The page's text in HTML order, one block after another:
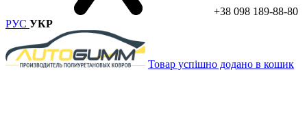
+38 098 189-88-80
РУС УКР
Товар успішно додано в кошик